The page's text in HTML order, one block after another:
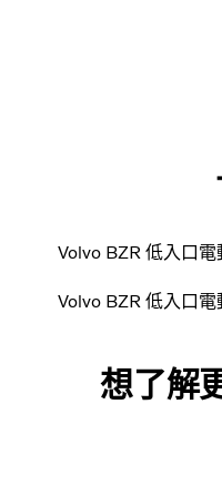
Volvo BZR 低入口
Volvo BZR 低入口
想了解